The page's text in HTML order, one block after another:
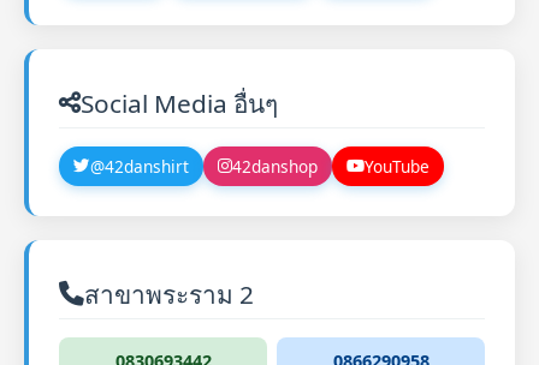
Social Media อื่นๆ
@42danshirt 42danshop YouTube
สาขาพระราม 2